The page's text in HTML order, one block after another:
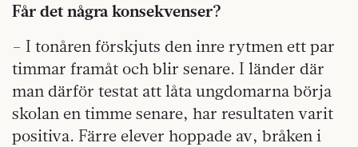
Får det några konsekvenser?
– I tonåren förskjuts den inre rytmen ett par
timmar framåt och blir senare. I länder där
man därför testat att låta ungdomarna börja
skolan en timme senare, har resultaten varit
positiva. Färre elever hoppade av, bråken i